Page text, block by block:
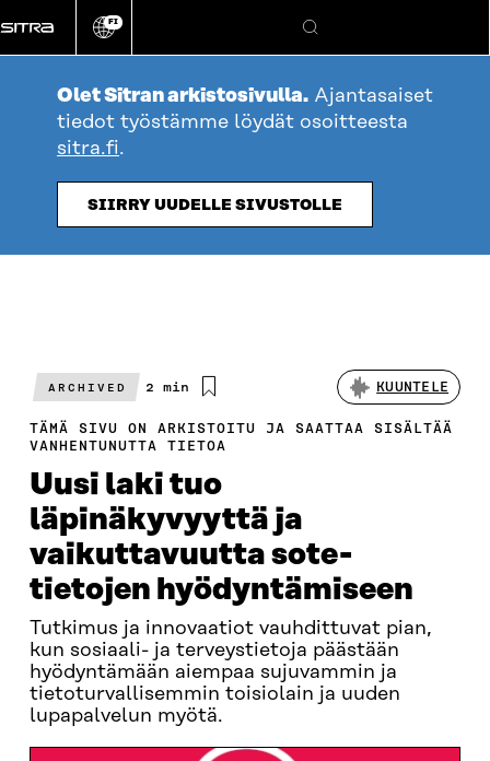
suoraan
sisältöön
Vaihda
kieli
FI
Hae
Olet Sitran arkistosivulla. Ajantasaiset
tiedot työstämme löydät osoitteesta
sitra.fi.
SIIRRY UUDELLE SIVUSTOLLE
ARCHIVED
Arvioitu
2 min KUUNTELE
TÄMÄ SIVU ON ARKISTOITU JA SAATTAA SISÄLTÄÄ
VANHENTUNUTTA TIETOA
​Uusi laki tuo
läpinäkyvyyttä ja
vaikuttavuutta sote-
tietojen hyödyntämiseen​
Tutkimus ja innovaatiot vauhdittuvat pian,
kun sosiaali- ja terveystietoja päästään
hyödyntämään aiempaa sujuvammin ja
tietoturvallisemmin toisiolain ja uuden
lupapalvelun myötä.